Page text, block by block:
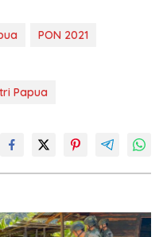
PON 2021
Papua